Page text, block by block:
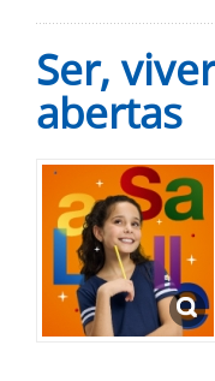
Ser,
abertas